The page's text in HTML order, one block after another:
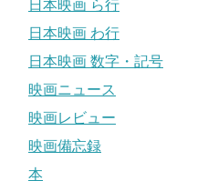
日本映画 ら行
日本映画 わ行
日本映画 数字・記号
映画ニュース
映画レビュー
映画備忘録
本